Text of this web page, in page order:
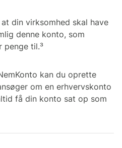
din virksomhed skal have
denne konto, som
penge til.³
kan du oprette
om en erhvervskonto
få din konto sat op som